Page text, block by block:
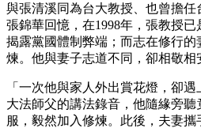
與張清溪同為台大教授、也曾擔
張錦華回憶，在1998年，張教授
揭露黨國體制弊端；而志在修行
煉。他與妻子志道不同，卻相敬相
「一次他與家人外出賞花燈，卻
大法師父的講法錄音，他隨緣旁
服，毅然加入修煉。此後，夫妻攜